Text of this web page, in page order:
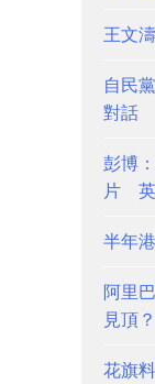
王文
自民
對話
彭博
片 英
半年
阿里
見頂？
花旗